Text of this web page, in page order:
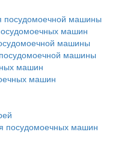
посудомоечной машины
машин
машины
машины
машин
машин
посудомоечных машин